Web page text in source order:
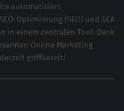
automatisiert
SEO-Optimierung (SEO) und SEA
in einem zentralen Tool. Dank
Online Marketing
griffbereit!